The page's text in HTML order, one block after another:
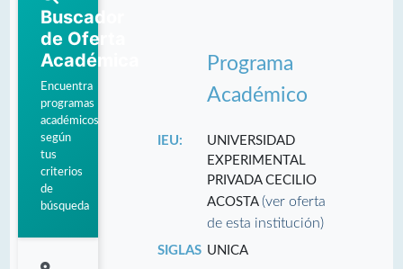
Buscador
de Oferta
Académica
Encuentra
programas
académicos
según
tus
criterios
de
búsqueda
Programa
Académico
IEU:
UNIVERSIDAD
EXPERIMENTAL
PRIVADA CECILIO
ACOSTA(ver oferta
de esta institución)
SIGLAS UNICA